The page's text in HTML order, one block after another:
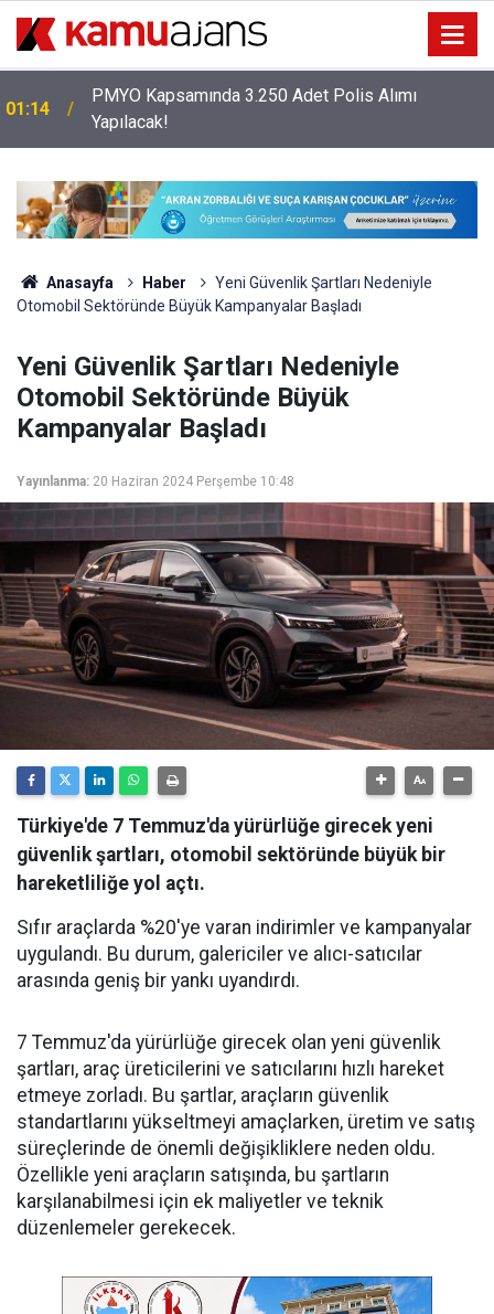
01:14
PMYO Kapsamında 3.250 Adet Polis Alımı
Yapılacak!
Anasayfa Haber
Yeni Güvenlik Şartları Nedeniyle
Otomobil Sektöründe Büyük Kampanyalar Başladı
Yeni Güvenlik Şartları Nedeniyle
Otomobil Sektöründe Büyük
Kampanyalar Başladı
Yayınlanma: 20 Haziran 2024 Perşembe 10:48
Türkiye'de 7 Temmuz'da yürürlüğe girecek yeni
güvenlik şartları, otomobil sektöründe büyük bir
hareketliliğe yol açtı.
Sıfır araçlarda %20'ye varan indirimler ve kampanyalar
uygulandı. Bu durum, galericiler ve alıcı-satıcılar
arasında geniş bir yankı uyandırdı.
7 Temmuz'da yürürlüğe girecek olan yeni güvenlik
şartları, araç üreticilerini ve satıcılarını hızlı hareket
etmeye zorladı. Bu şartlar, araçların güvenlik
standartlarını yükseltmeyi amaçlarken, üretim ve satış
süreçlerinde de önemli değişikliklere neden oldu.
Özellikle yeni araçların satışında, bu şartların
karşılanabilmesi için ek maliyetler ve teknik
düzenlemeler gerekecek.